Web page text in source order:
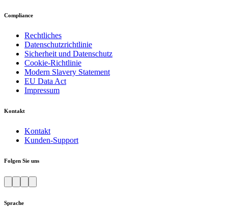
Compliance
Rechtliches
Datenschutzrichtlinie
Sicherheit und Datenschutz
Cookie-Richtlinie
Modern Slavery Statement
EU Data Act
Impressum
Kontakt
Kontakt
Kunden-Support
Folgen Sie uns
Sprache